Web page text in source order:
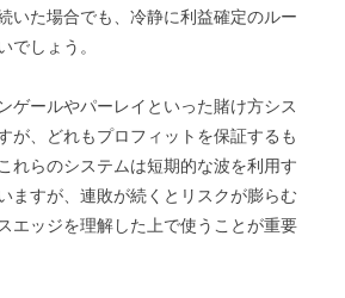
いた場合でも、冷静に利益確定のルー
でしょう。
ゲールやパーレイといった賭け方シス
が、どれもプロフィットを保証するも
れらのシステムは短期的な波を利用す
ますが、連敗が続くとリスクが膨らむ
エッジを理解した上で使うことが重要